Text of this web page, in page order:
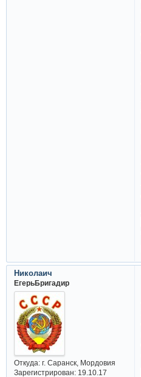
Николаич
ЕгерьБригадир
Откуда:г. Саранск, Мордовия
Зарегистрирован: 19.10.17